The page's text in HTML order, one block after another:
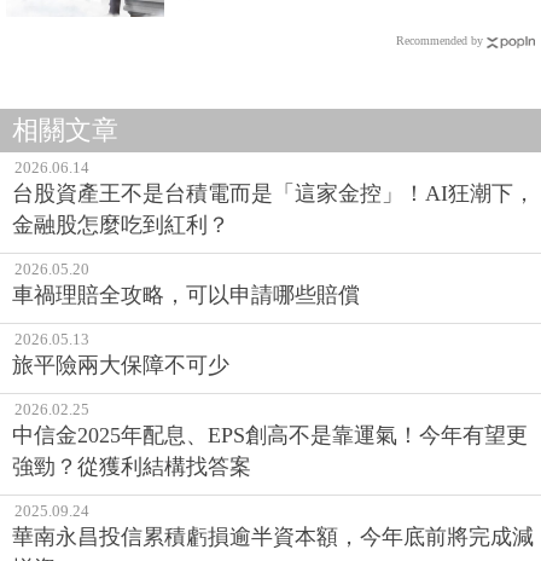
2026.06.14
台股資產王不是台積電而是「這家金控」！AI狂潮下，
金融股怎麼吃到紅利？
2026.05.20
車禍理賠全攻略，可以申請哪些賠償
2026.05.13
旅平險兩大保障不可少
2026.02.25
中信金2025年配息、EPS創高不是靠運氣！今年有望更
強勁？從獲利結構找答案
2025.09.24
華南永昌投信累積虧損逾半資本額，今年底前將完成減
增資